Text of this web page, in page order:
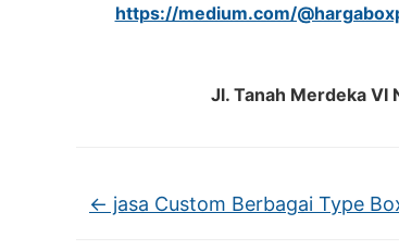
https://medium.com/
Jl. Tanah Merdeka VI
← jasa Custom Berbagai Type